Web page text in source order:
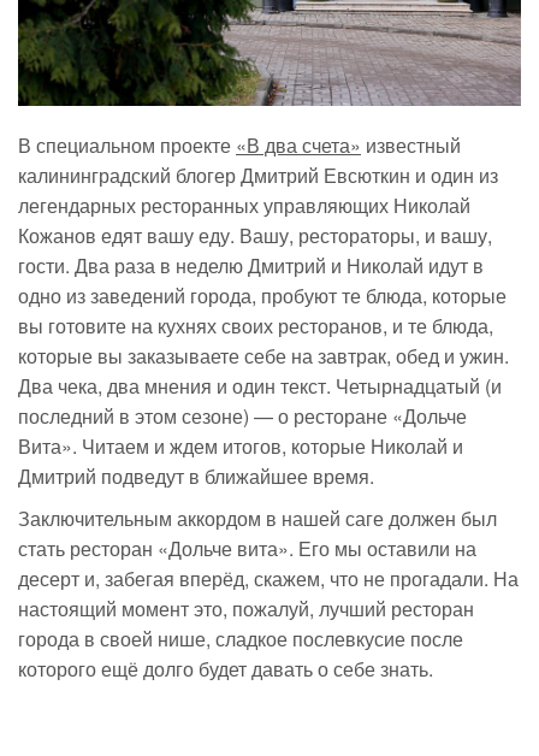
В специальном проекте «В два счета» известный
калининградский блогер Дмитрий Евсюткин и один из
легендарных ресторанных управляющих Николай
Кожанов едят вашу еду. Вашу, рестораторы, и вашу,
гости. Два раза в неделю Дмитрий и Николай идут в
одно из заведений города, пробуют те блюда, которые
вы готовите на кухнях своих ресторанов, и те блюда,
которые вы заказываете себе на завтрак, обед и ужин.
Два чека, два мнения и один текст. Четырнадцатый (и
последний в этом сезоне) — о ресторане «Дольче
Вита». Читаем и ждем итогов, которые Николай и
Дмитрий подведут в ближайшее время.
Заключительным аккордом в нашей саге должен был
стать ресторан «Дольче вита». Его мы оставили на
десерт и, забегая вперёд, скажем, что не прогадали. На
настоящий момент это, пожалуй, лучший ресторан
города в своей нише, сладкое послевкусие после
которого ещё долго будет давать о себе знать.